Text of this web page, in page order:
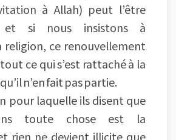
à Allah) peut l’être
et si nous insistons à
religion, ce renouvellement
ce qui s’est rattaché à la
n’en fait pas partie.
pour laquelle ils disent que
toute chose est la
rien ne devient illicite que